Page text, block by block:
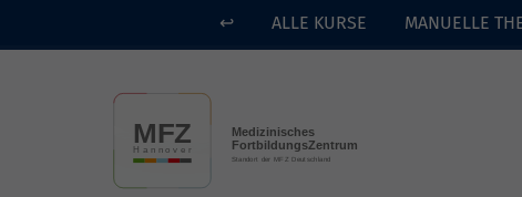
Skip to main content
↩ ALLE KURSE MANUELLE